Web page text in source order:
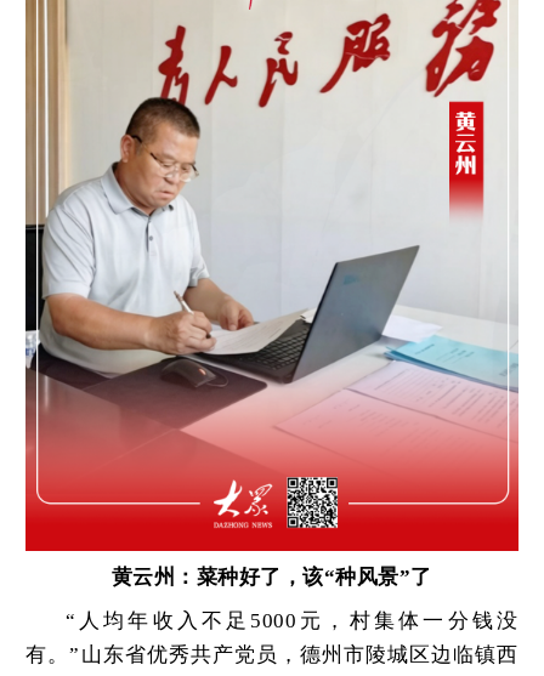
黄云州：菜种好了，该“种风景”了
“人均年收入不足5000元，村集体一分钱没
有。”山东省优秀共产党员，德州市陵城区边临镇西